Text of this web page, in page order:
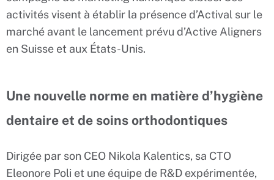
activités visent à établir la présence d’Actival sur le
marché avant le lancement prévu d’Active Aligners
en Suisse et aux États-Unis.
Une nouvelle norme en matière d’hygiène
dentaire et de soins orthodontiques
Dirigée par son CEO Nikola Kalentics, sa CTO
Eleonore Poli et une équipe de R&D expérimentée,